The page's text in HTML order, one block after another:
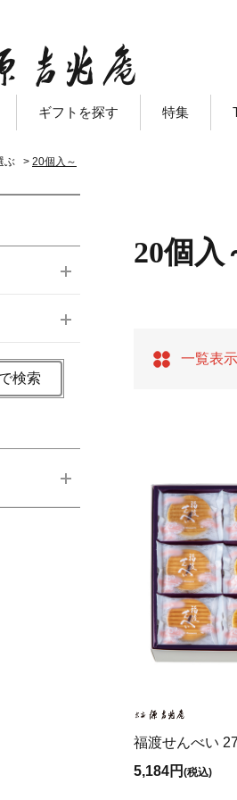
ギフトを探す 特集
ぶ > 20個入～
検索
20個入
一覧表示
福渡せんべい
5,184円 (税込)